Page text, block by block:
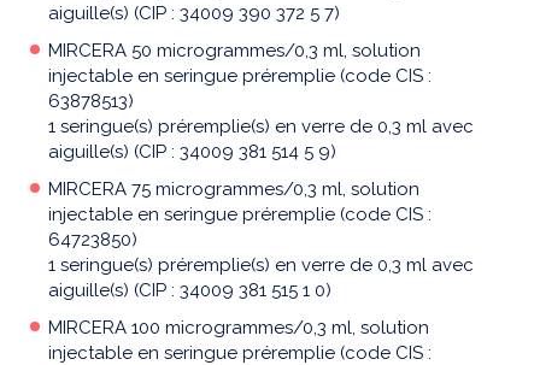
aiguille(s) (CIP : 34009 390 372 5 7)
MIRCERA 50 microgrammes/0,3 ml, solution
injectable en seringue préremplie (code CIS :
63878513)
1 seringue(s) préremplie(s) en verre de 0,3 ml avec
aiguille(s) (CIP : 34009 381 514 5 9)
MIRCERA 75 microgrammes/0,3 ml, solution
injectable en seringue préremplie (code CIS :
64723850)
1 seringue(s) préremplie(s) en verre de 0,3 ml avec
aiguille(s) (CIP : 34009 381 515 1 0)
MIRCERA 100 microgrammes/0,3 ml, solution
injectable en seringue préremplie (code CIS :